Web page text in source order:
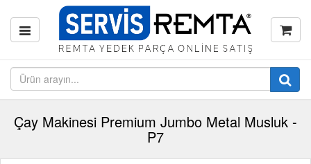
Çay Makinesi Premium Jumbo Metal Musluk -
P7